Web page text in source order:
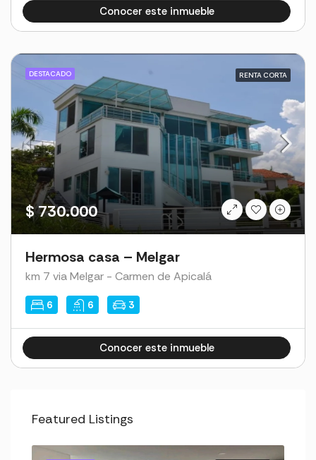
Conocer este inmueble
Cl1ck4dmin2023Hous3
DESTACADO RENTA CORTA
$ 730.000
Hermosa casa – Melgar
km 7 via Melgar - Carmen de Apicalá
6 6 3
Conocer este inmueble
Cl1ck4dmin2023Hous3
Featured Listings